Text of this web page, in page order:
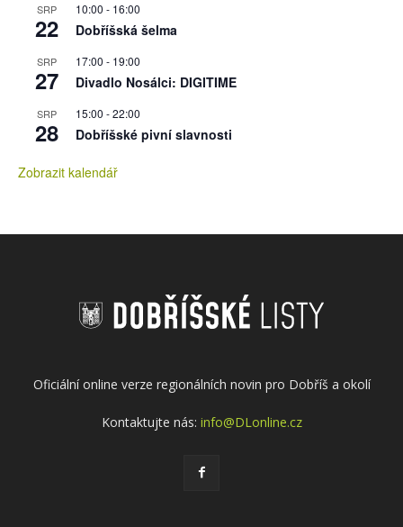
SRP
22
10:00 - 16:00
Dobříšská šelma
SRP
27
17:00 - 19:00
Divadlo Nosálci: DIGITIME
SRP
28
15:00 -22:00
Dobříšské pivní slavnosti
Zobrazit kalendář
Oficiální online verze regionálních novin pro Dobříš a okolí
Kontaktujte nás: info@DLonline.cz